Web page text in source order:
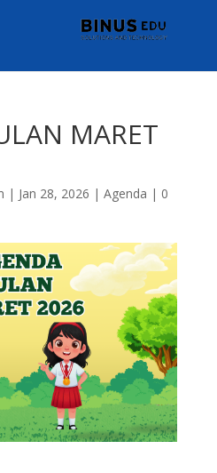
MARET
| Jan 28, 2026 | Agenda | 0